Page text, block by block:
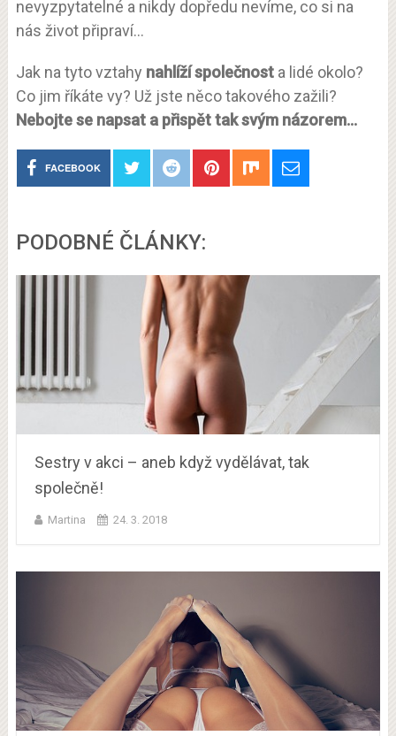
nevyzpytatelné a nikdy dopředu nevíme, co si na
nás život připraví…
Jak na tyto vztahy nahlíží společnosta lidé okolo?
Co jim říkáte vy? Už jste něco takového zažili?
Nebojte se napsat a přispět tak svým názorem…
FACEBOOK
PODOBNÉ ČLÁNKY:
Sestry v akci – aneb když vydělávat, tak
společně!
Martina 24. 3. 2018